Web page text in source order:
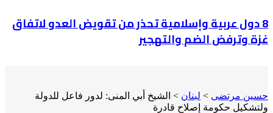
8 دول عربية وإسلامية تحذر من تقويض العدو لاتفاق
غزة وترفض الضم والتهجير
حسين مرتضى > لبنان > الشيخ أبي المنى: لدور فاعل للدولة
ولتشكيل حكومة إصلاح قادرة